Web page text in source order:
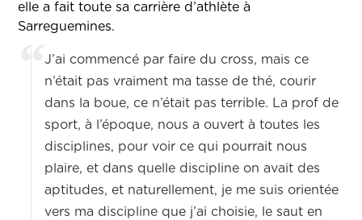
elle a fait toute sa carrière d’athlète à
Sarreguemines.
J’ai commencé par faire du cross, mais ce
n’était pas vraiment ma tasse de thé, courir
dans la boue, ce n’était pas terrible. La prof de
sport, à l’époque, nous a ouvert à toutes les
disciplines, pour voir ce qui pourrait nous
plaire, et dans quelle discipline on avait des
aptitudes, et naturellement, je me suis orientée
vers ma discipline que j’ai choisie, le saut en